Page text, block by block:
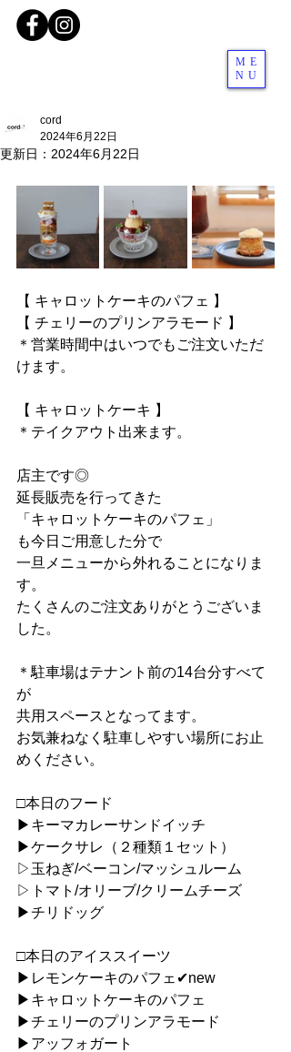
ME
NU
cord
2024年6月22日
更新日： 2024年6月22日
【 キャロットケーキのパフェ 】
【 チェリーのプリンアラモード 】
＊営業時間中はいつでもご注文いただ
けます。
【 キャロットケーキ 】
＊テイクアウト出来ます。
店主です◎
延長販売を行ってきた
「キャロットケーキのパフェ」
も今日ご用意した分で
一旦メニューから外れることになりま
す。
たくさんのご注文ありがとうございま
した。
＊駐車場はテナント前の14台分すべて
が
共用スペースとなってます。
お気兼ねなく駐車しやすい場所にお止
めください。
□本日のフード
▶︎キーマカレーサンドイッチ
▶︎ケークサレ（２種類１セット）
▷玉ねぎ/ベーコン/マッシュルーム
▷トマト/オリーブ/クリームチーズ
▶︎チリドッグ
□本日のアイススイーツ
▶︎レモンケーキのパフェ✔︎new
▶︎キャロットケーキのパフェ
▶︎チェリーのプリンアラモード
▶︎アッフォガート